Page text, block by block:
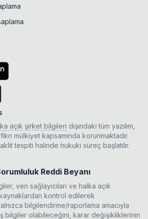
açık şirket bilgileri dışındaki tüm yazılım,
mülkiyet kapsamında korunmaktadır.
tespiti halinde hukuki süreç başlatılır.
Reddi Beyanı
veri sağlayıcıları ve halka açık
kontrol edilerek
bilgilendirme/raporlama amacıyla
bilgiler olabileceğini, karar değişikliklerinin